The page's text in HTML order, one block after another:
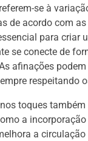
se à
de acordo com
para criar
se conecte de
afinações
respeitando
toques
a
a